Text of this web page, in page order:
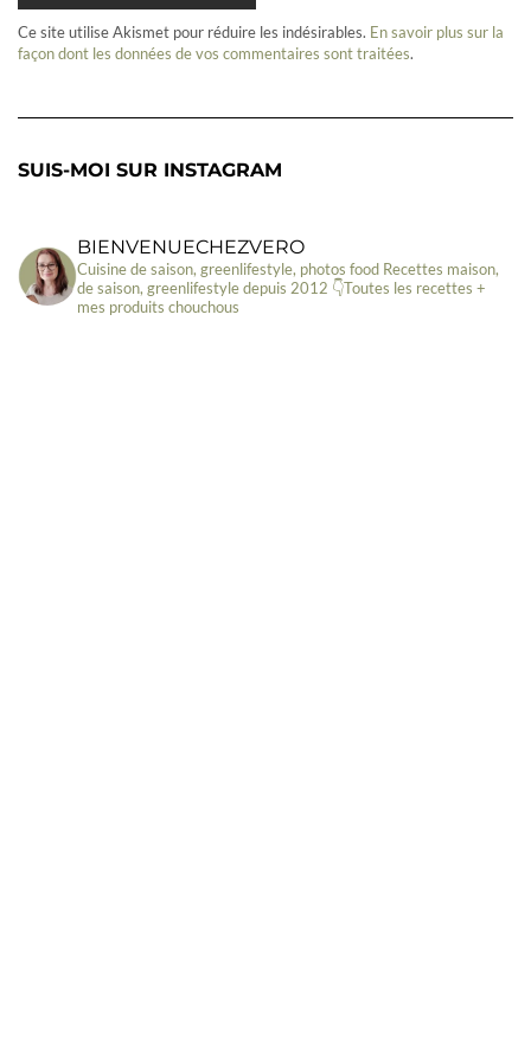
Ce site utilise Akismet pour réduire les indésirables. En savoir plus sur la
façon dont les données de vos commentaires sont traitées.
SUIS-MOI SUR INSTAGRAM
BIENVENUECHEZVERO
Cuisine de saison, greenlifestyle, photos food Recettes maison,
de saison, greenlifestyle depuis 2012 👇Toutes les recettes +
mes produits chouchous